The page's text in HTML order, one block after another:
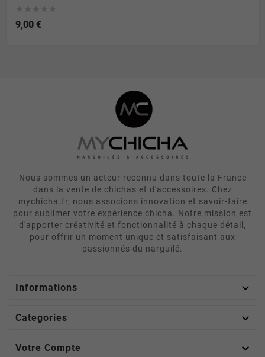
9,00 €
Nous sommes un acteur reconnu dans toute la France
dans la vente de chichas et d'accessoires. Chez
mychicha.fr, nous associons innovation et savoir-faire
pour sublimer votre expérience chicha. Notre mission est
d'apporter créativité et fonctionnalité à chaque détail,
pour offrir un moment unique et satisfaisant aux
passionnés du narguilé.
Informations 
Categories 
Votre Compte 